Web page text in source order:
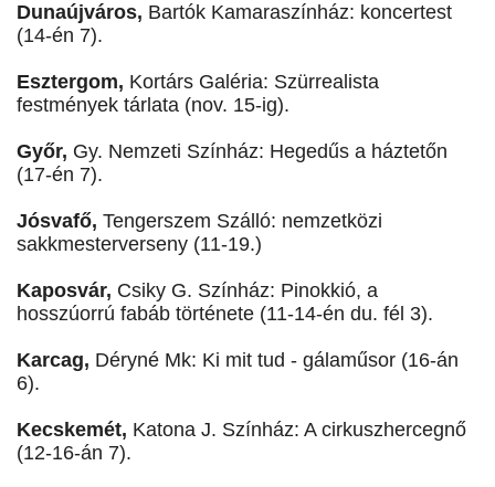
Dunaújváros, Bartók Kamaraszínház: koncertest
(14-én 7).
Esztergom, Kortárs Galéria: Szürrealista
festmények tárlata (nov. 15-ig).
Győr, Gy. Nemzeti Színház: Hegedűs a háztetőn
(17-én 7).
Jósvafő, Tengerszem Szálló: nemzetközi
sakkmesterverseny (11-19.)
Kaposvár, Csiky G. Színház: Pinokkió, a
hosszúorrú fabáb története (11-14-én du. fél 3).
Karcag, Déryné Mk: Ki mit tud - gálaműsor (16-án
6).
Kecskemét, Katona J. Színház: A cirkuszhercegnő
(12-16-án 7).